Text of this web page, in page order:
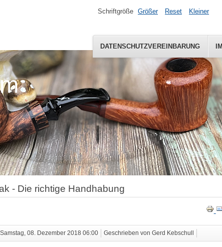
Schriftgröße Größer Reset Kleiner
DATENSCHUTZVEREINBARUNG
- Die richtige Handhabung
08. Dezember 2018 06:00 Geschrieben von Gerd Kebschull